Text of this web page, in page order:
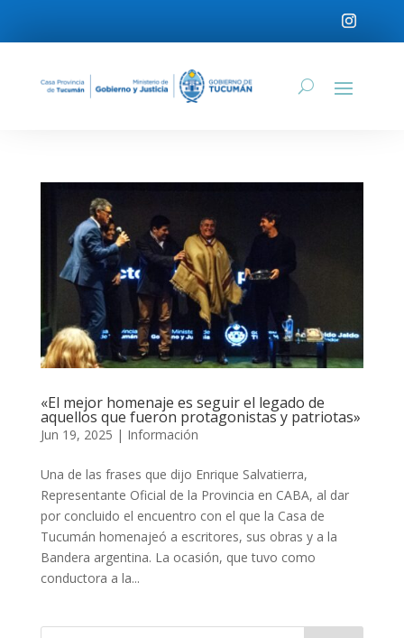
«El mejor homenaje es seguir el legado de
aquellos que fueron protagonistas y patriotas»
Jun 19, 2025 | Información
Una de las frases que dijo Enrique Salvatierra,
Representante Oficial de la Provincia en CABA, al dar
por concluido el encuentro con el que la Casa de
Tucumán homenajeó a escritores, sus obras y a la
Bandera argentina. La ocasión, que tuvo como
conductora a la...